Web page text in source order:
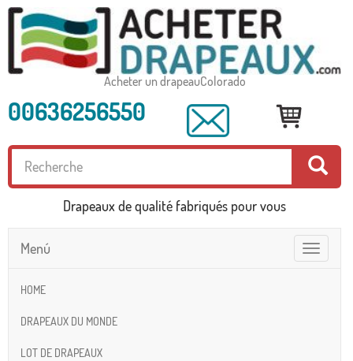
Acheter un drapeauColorado
00636256550
Drapeaux de qualité fabriqués pour vous
Toggle
navigation
Menú
HOME
DRAPEAUX DU MONDE
LOT DE DRAPEAUX